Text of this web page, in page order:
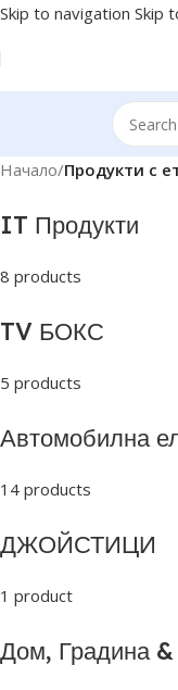
Skip to navigation Skip
Начало/Продукти с
IT Продукти
8 products
TV БОКС
5 products
Автомобилна
14 products
ДЖОЙСТИЦИ
1 product
Дом, Градина